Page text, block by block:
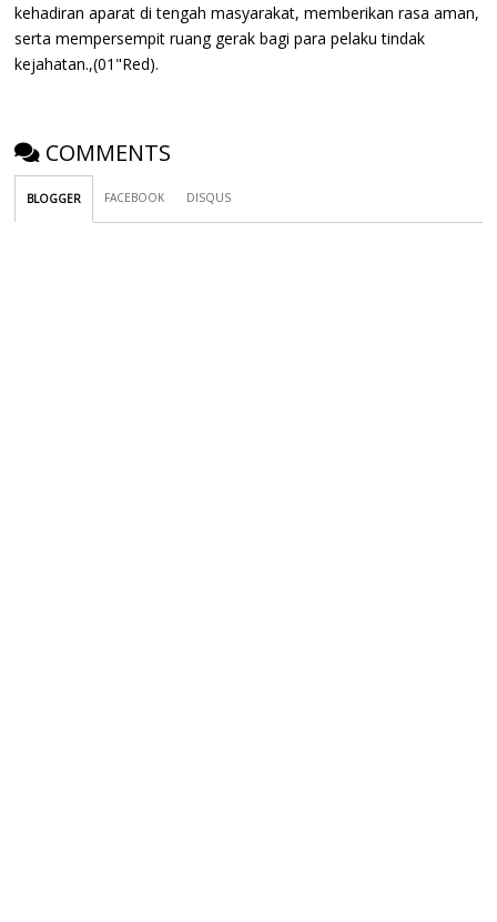
kehadiran aparat di tengah masyarakat, memberikan rasa aman,
serta mempersempit ruang gerak bagi para pelaku tindak
kejahatan.,(01"Red).
COMMENTS
BLOGGER FACEBOOK DISQUS